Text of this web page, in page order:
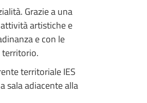
Grazie a una
artistiche e
e con le
territorio.
territoriale IES
sala adiacente alla